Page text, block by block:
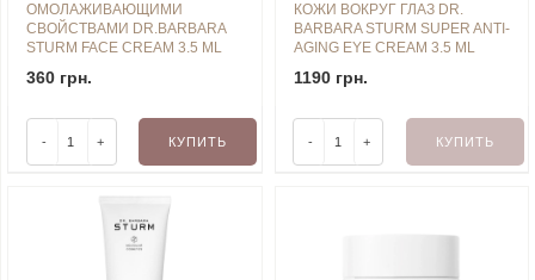
ОМОЛАЖИВАЮЩИМИ
СВОЙСТВАМИ DR.BARBARA
STURM FACE CREAM 3.5 ML
360 грн.
- + КУПИТЬ
КОЖИ ВОКРУГ ГЛАЗ DR.
BARBARA STURM SUPER ANTI-
AGING EYE CREAM 3.5 ML
1190 грн.
- + КУПИТЬ